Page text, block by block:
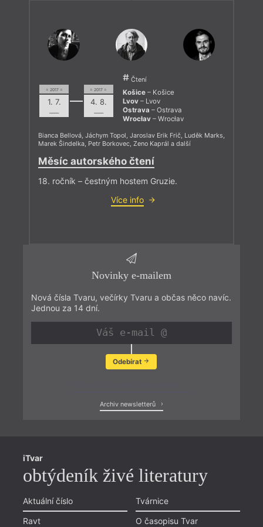
= 2017 =
1. 7.
––––
= 2017 =
4. 8.
––––
Čtení
Košice – Košice
Lvov – Lvov
Ostrava – Ostrava
Wrocłav – Wrocłav
Bianca Bellová, Jáchym Topol, Jaroslav Erik Frič, Luděk Marks,
Marek Šindelka, Petr Borkovec, Zeno Kaprál a další
Měsíc autorského čtení
18. ročník – čestným hostem Gruzie.
Více info
Novinky e-mailem
Nová čísla Tvaru, večírky Tvaru a občas něco navíc.
Jednou za 14 dní.
Odebírat
Archiv newsletterů
iTvar
obtýdeník živé literatury
Aktuální číslo
Ravt
Tvárnice
O časopisu Tvar